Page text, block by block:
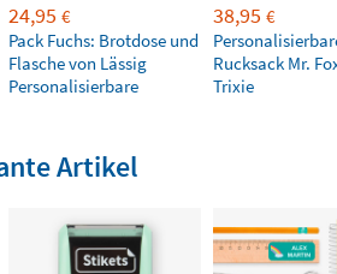
24,95 €
Pack Fuchs: Brotdose und
Flasche von Lässig
Personalisierbare
38,95 €
Rucksack Mr.
Trixie
Artikel